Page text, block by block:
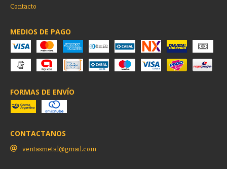
Contacto
MEDIOS DE PAGO
FORMAS DE ENVÍO
CONTACTANOS
ventasmetal@gmail.com